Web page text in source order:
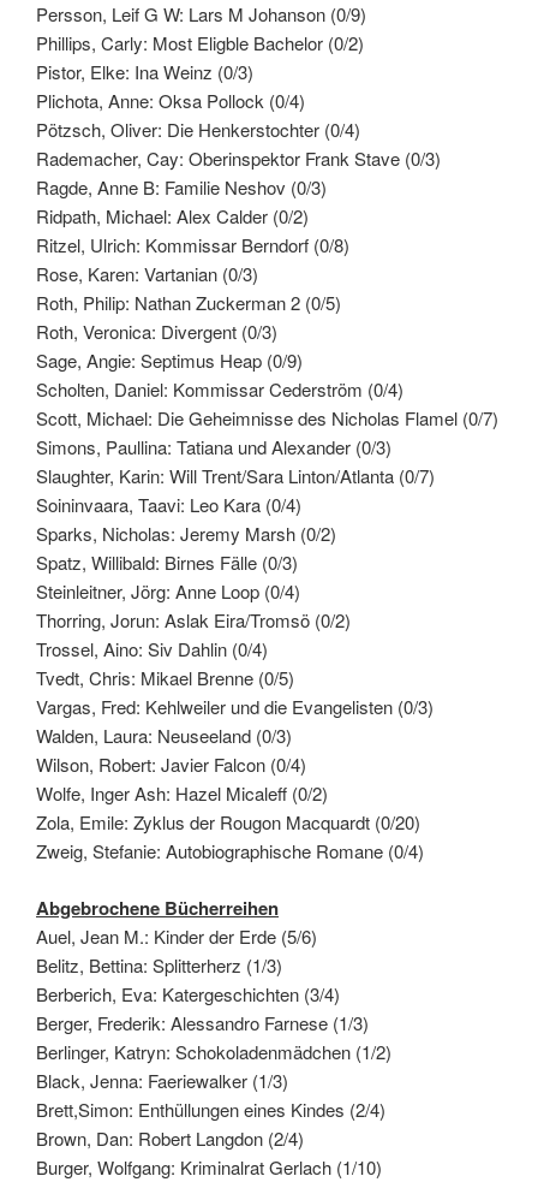
Persson, Leif G W: Lars M Johanson (0/9)
Phillips, Carly: Most Eligble Bachelor (0/2)
Pistor, Elke: Ina Weinz (0/3)
Plichota, Anne: Oksa Pollock (0/4)
Pötzsch, Oliver: Die Henkerstochter (0/4)
Rademacher, Cay: Oberinspektor Frank Stave (0/3)
Ragde, Anne B: Familie Neshov (0/3)
Ridpath, Michael: Alex Calder (0/2)
Ritzel, Ulrich: Kommissar Berndorf (0/8)
Rose, Karen: Vartanian (0/3)
Roth, Philip: Nathan Zuckerman 2 (0/5)
Roth, Veronica: Divergent (0/3)
Sage, Angie: Septimus Heap (0/9)
Scholten, Daniel: Kommissar Cederström (0/4)
Scott, Michael: Die Geheimnisse des Nicholas Flamel (0/7)
Simons, Paullina: Tatiana und Alexander (0/3)
Slaughter, Karin: Will Trent/Sara Linton/Atlanta (0/7)
Soininvaara, Taavi: Leo Kara (0/4)
Sparks, Nicholas: Jeremy Marsh (0/2)
Spatz, Willibald: Birnes Fälle (0/3)
Steinleitner, Jörg: Anne Loop (0/4)
Thorring, Jorun: Aslak Eira/Tromsö (0/2)
Trossel, Aino: Siv Dahlin (0/4)
Tvedt, Chris: Mikael Brenne (0/5)
Vargas, Fred: Kehlweiler und die Evangelisten (0/3)
Walden, Laura: Neuseeland (0/3)
Wilson, Robert: Javier Falcon (0/4)
Wolfe, Inger Ash: Hazel Micaleff (0/2)
Zola, Emile: Zyklus der Rougon Macquardt (0/20)
Zweig, Stefanie: Autobiographische Romane (0/4)
Abgebrochene Bücherreihen
Auel, Jean M.: Kinder der Erde (5/6)
Belitz, Bettina: Splitterherz (1/3)
Berberich, Eva: Katergeschichten (3/4)
Berger, Frederik: Alessandro Farnese (1/3)
Berlinger, Katryn: Schokoladenmädchen (1/2)
Black, Jenna: Faeriewalker (1/3)
Brett,Simon: Enthüllungen eines Kindes (2/4)
Brown, Dan: Robert Langdon (2/4)
Burger, Wolfgang: Kriminalrat Gerlach (1/10)